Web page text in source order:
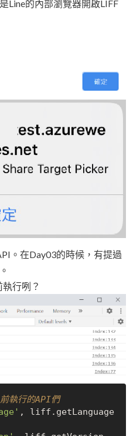
Line的內部瀏覽器開啟LIFF
。在Day03的時候，有提過
行咧？
行的API們
, liff.getLanguage